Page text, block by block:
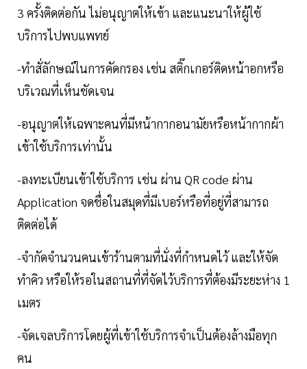
3 ครั้งติดต่อกัน ไม่อนุญาตให้เข้า และแนะนาให้ผู้ใช้
บริการไปพบแพทย์
-ทำสั่ลักษณ์ในการคัดกรอง เช่น สติ๊กเกอร์ติดหน้าอกหรือ
บริเวณที่เห็นชัดเจน
-อนุญาตให้เฉพาะคนที่มีหน้ากากอนามัยหรือหน้ากากผ้า
เข้าใช้บริการเท่านั้น
-ลงทะเบียนเข้าใช้บริการ เช่น ผ่าน QR code ผ่าน
Application จดชื่อในสมุดที่มีเบอร์หรือที่อยู่ที่สามารถ
ติดต่อได้
-จำกัดจำนวนคนเข้าร้านตามที่นั่งที่กำหนดไว้ และให้จัด
ทำคิว หรือให้รอในสถานที่ที่จัดไว้บริการที่ต้องมีระยะห่าง 1
เมตร
-จัดเจลบริการโดยผู้ที่เข้าใช้บริการจำเป็นต้องล้างมือทุก
คน